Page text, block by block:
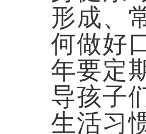
形成、
何做好
年要定
导孩子
生活习